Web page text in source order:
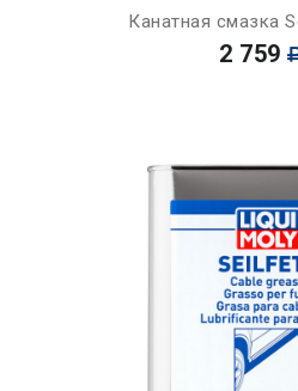
Канатная смазка
2 759